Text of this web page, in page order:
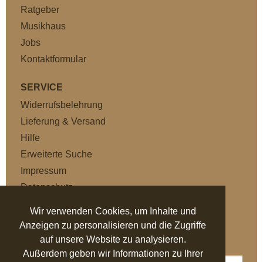
Wir verwenden Cookies, um Inhalte und
Anzeigen zu personalisieren und die Zugriffe
auf unsere Website zu analysieren.
Außerdem geben wir Informationen zu Ihrer
Ratgeber
Musikhaus
Jobs
Kontaktformular
SERVICE
Widerrufsbelehrung
Lieferung & Versand
Hilfe
Erweiterte Suche
Impressum
Datenschutz
NEWSLETTER